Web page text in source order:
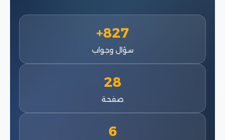
827+
سؤال وجواب
28
صفحة
6